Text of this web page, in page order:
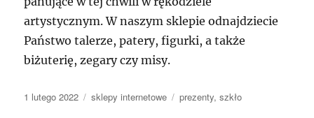
artystycznym. W naszym sklepie odnajdziecie
Państwo talerze, patery, figurki, a także
biżuterię, zegary czy misy.
Data
1 lutego 2022 Kategorie
sklepy internetowe Tagi
prezenty,szkło